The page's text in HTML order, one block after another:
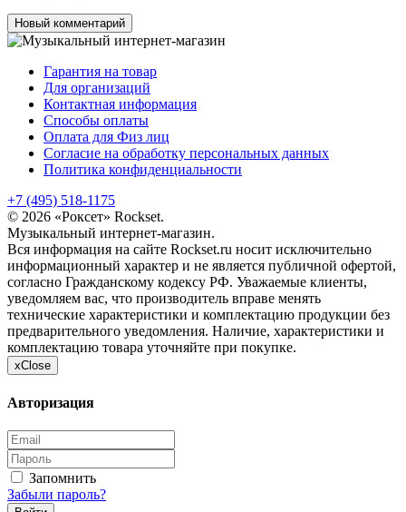
Новый комментарий
Гарантия на товар
Для организаций
Контактная информация
Способы оплаты
Оплата для Физ лиц
Согласие на обработку персональных данных
Политика конфиденциальности
+7 (495) 518-1175
© 2026 «Роксет» Rockset.
Музыкальный интернет-магазин.
Вся информация на сайте Rockset.ru носит исключительно
информационный характер и не является публичной офертой,
согласно Гражданскому кодексу РФ. Уважаемые клиенты,
уведомляем вас, что производитель вправе менять
технические характеристики и комплектацию продукции без
предварительного уведомления. Наличие, характеристики и
комплектацию товара уточняйте при покупке.
xClose
Авторизация
Запомнить
Забыли пароль?